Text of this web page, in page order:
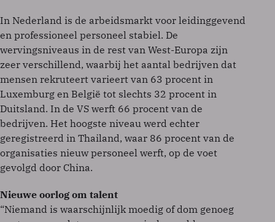
In Nederland is de arbeidsmarkt voor leidinggevend
en professioneel personeel stabiel. De
wervingsniveaus in de rest van West-Europa zijn
zeer verschillend, waarbij het aantal bedrijven dat
mensen rekruteert varieert van 63 procent in
Luxemburg en België tot slechts 32 procent in
Duitsland. In de VS werft 66 procent van de
bedrijven. Het hoogste niveau werd echter
geregistreerd in Thailand, waar 86 procent van de
organisaties nieuw personeel werft, op de voet
gevolgd door China.
Nieuwe oorlog om talent
“Niemand is waarschijnlijk moedig of dom genoeg